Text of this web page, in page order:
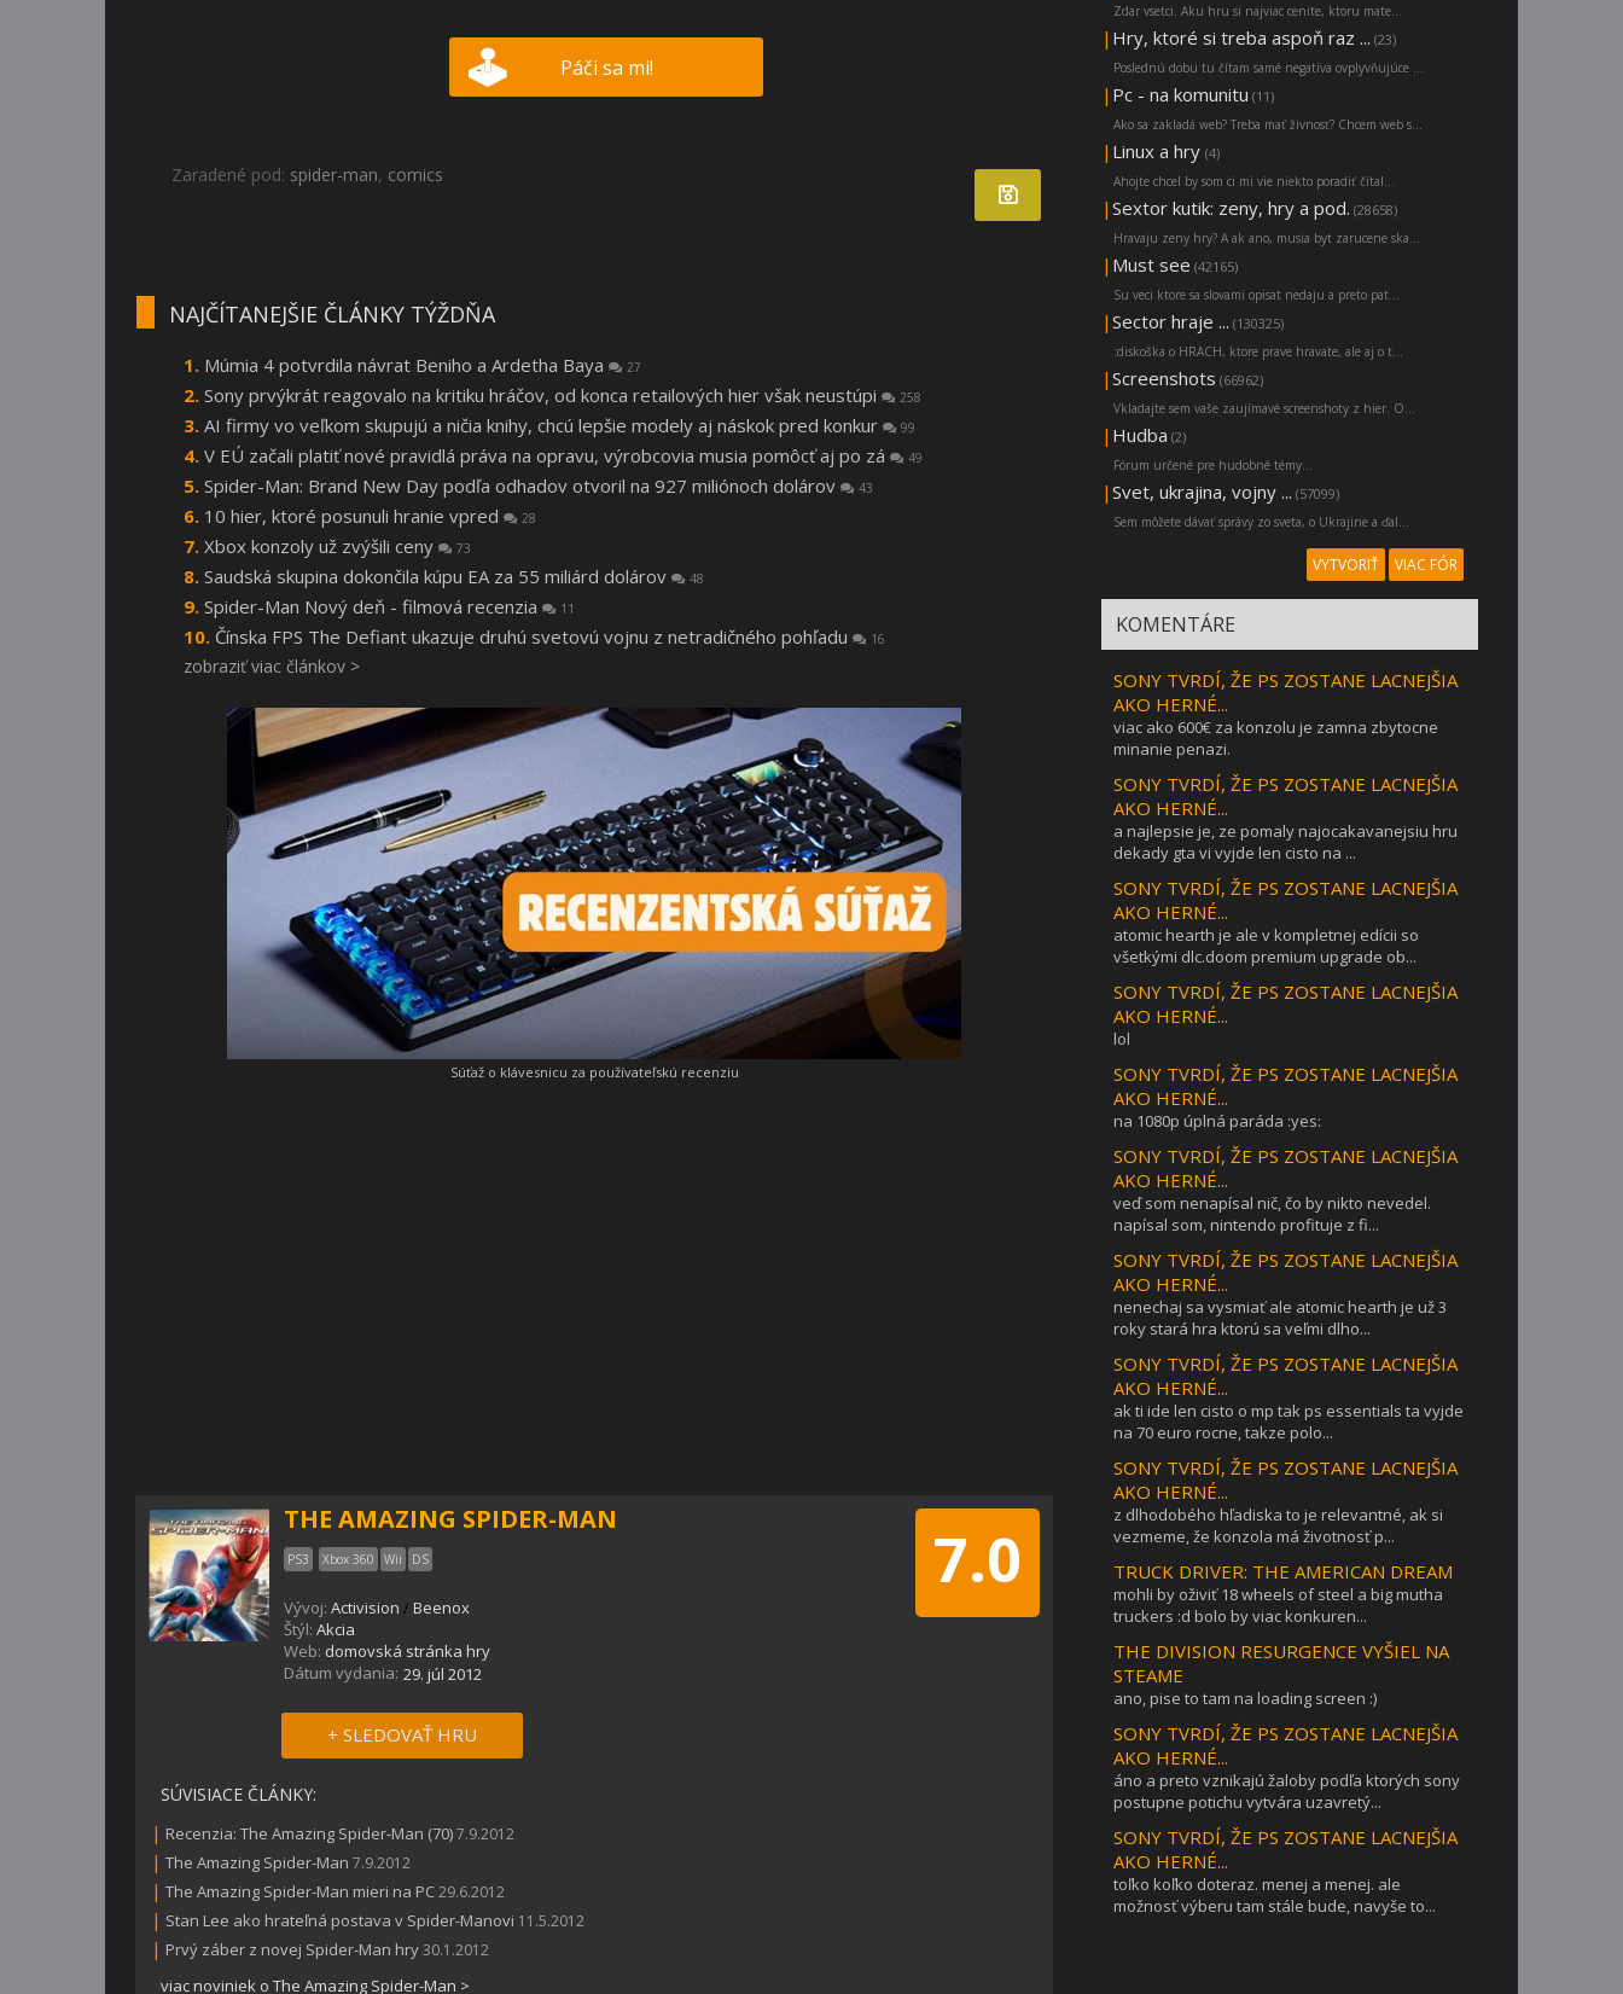
Páči sa mi!
Zaradené pod: spider-man, comics
NAJČÍTANEJŠIE ČLÁNKY TÝŽDŇA
Múmia 4 potvrdila návrat Beniho a Ardetha Baya 27
Sony prvýkrát reagovalo na kritiku hráčov, od konca retailových hier však neustúpi 258
AI firmy vo veľkom skupujú a ničia knihy, chcú lepšie modely aj náskok pred konkur 99
V EÚ začali platiť nové pravidlá práva na opravu, výrobcovia musia pomôcť aj po zá 49
Spider-Man: Brand New Day podľa odhadov otvoril na 927 miliónoch dolárov 43
10 hier, ktoré posunuli hranie vpred 28
Xbox konzoly už zvýšili ceny 73
Saudská skupina dokončila kúpu EA za 55 miliárd dolárov 48
Spider-Man Nový deň - filmová recenzia 11
Čínska FPS The Defiant ukazuje druhú svetovú vojnu z netradičného pohľadu 16
zobraziť viac článkov >
Súťaž o klávesnicu za používateľskú recenziu
7.0
THE AMAZING SPIDER-MAN
PS3 Xbox 360 Wii DS
Vývoj: Activision / Beenox
Štýl: Akcia
Web: domovská stránka hry
Dátum vydania: 29. júl 2012
+ SLEDOVAŤ HRU
SÚVISIACE ČLÁNKY:
| Recenzia: The Amazing Spider-Man (70)7.9.2012
| The Amazing Spider-Man 7.9.2012
| The Amazing Spider-Man mieri na PC29.6.2012
| Stan Lee ako hrateľná postava v Spider-Manovi 11.5.2012
| Prvý záber z novej Spider-Man hry30.1.2012
viac noviniek o The Amazing Spider-Man >
Zdar vsetci. Aku hru si najviac cenite, ktoru mate...
| Hry, ktoré si treba aspoň raz ... (23)
Poslednú dobu tu čítam samé negatíva ovplyvňujúce ...
| Pc - na komunitu (11)
Ako sa zakladá web? Treba mať živnosť? Chcem web s...
| Linux a hry (4)
Ahojte chcel by som ci mi vie niekto poradiť čítal...
| Sextor kutik: zeny, hry a pod. (28658)
Hravaju zeny hry? A ak ano, musia byt zarucene ska...
| Must see (42165)
Su veci ktore sa slovami opisat nedaju a preto pat...
| Sector hraje ... (130325)
:diskoška o HRACH, ktore prave hravate, ale aj o t...
| Screenshots (66962)
Vkladajte sem vaše zaujímavé screenshoty z hier. O...
| Hudba (2)
Fórum určené pre hudobné témy...
| Svet, ukrajina, vojny ... (57099)
Sem môžete dávať správy zo sveta, o Ukrajine a ďal...
VYTVORIŤ VIAC FÓR
KOMENTÁRE
SONY TVRDÍ, ŽE PS ZOSTANE LACNEJŠIA
AKO HERNÉ...
viac ako 600€ za konzolu je zamna zbytocne
minanie penazi.
SONY TVRDÍ, ŽE PS ZOSTANE LACNEJŠIA
AKO HERNÉ...
a najlepsie je, ze pomaly najocakavanejsiu hru
dekady gta vi vyjde len cisto na ...
SONY TVRDÍ, ŽE PS ZOSTANE LACNEJŠIA
AKO HERNÉ...
atomic hearth je ale v kompletnej edícii so
všetkými dlc.doom premium upgrade ob...
SONY TVRDÍ, ŽE PS ZOSTANE LACNEJŠIA
AKO HERNÉ...
lol
SONY TVRDÍ, ŽE PS ZOSTANE LACNEJŠIA
AKO HERNÉ...
na 1080p úplná paráda :yes:
SONY TVRDÍ, ŽE PS ZOSTANE LACNEJŠIA
AKO HERNÉ...
veď som nenapísal nič, čo by nikto nevedel.
napísal som, nintendo profituje z fi...
SONY TVRDÍ, ŽE PS ZOSTANE LACNEJŠIA
AKO HERNÉ...
nenechaj sa vysmiať ale atomic hearth je už 3
roky stará hra ktorú sa veľmi dlho...
SONY TVRDÍ, ŽE PS ZOSTANE LACNEJŠIA
AKO HERNÉ...
ak ti ide len cisto o mp tak ps essentials ta vyjde
na 70 euro rocne, takze polo...
SONY TVRDÍ, ŽE PS ZOSTANE LACNEJŠIA
AKO HERNÉ...
z dlhodobého hľadiska to je relevantné, ak si
vezmeme, že konzola má životnosť p...
TRUCK DRIVER: THE AMERICAN DREAM
mohli by oživiť 18 wheels of steel a big mutha
truckers :d bolo by viac konkuren...
THE DIVISION RESURGENCE VYŠIEL NA
STEAME
ano, pise to tam na loading screen :)
SONY TVRDÍ, ŽE PS ZOSTANE LACNEJŠIA
AKO HERNÉ...
áno a preto vznikajú žaloby podľa ktorých sony
postupne potichu vytvára uzavretý...
SONY TVRDÍ, ŽE PS ZOSTANE LACNEJŠIA
AKO HERNÉ...
toľko koľko doteraz. menej a menej. ale
možnosť výberu tam stále bude, navyše to...